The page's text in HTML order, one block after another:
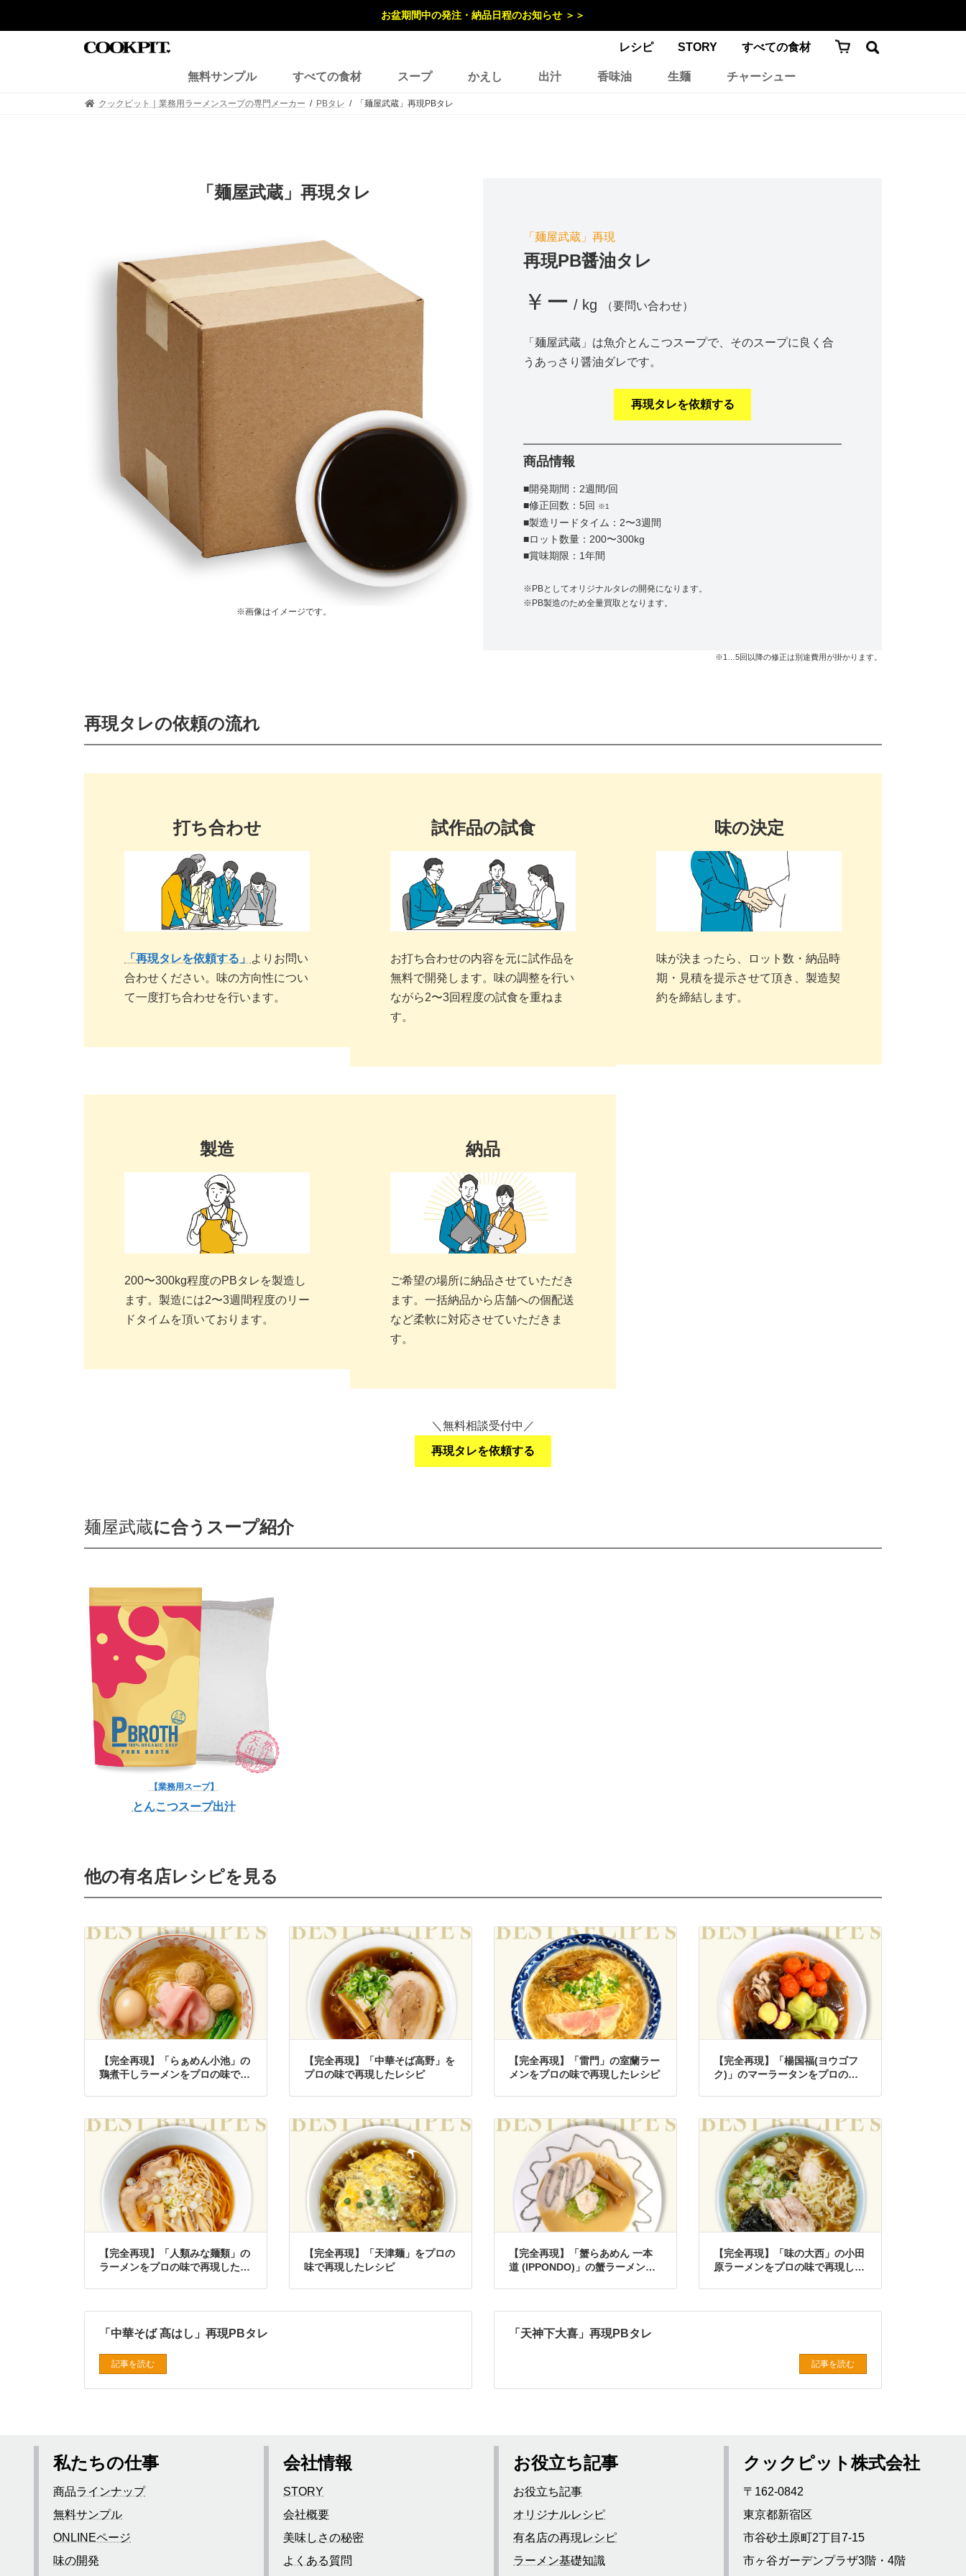
お盆期間中の発注・納品日程のお知らせ ＞＞
レシピ STORY すべての食材
無料サンプル すべての食材 スープ かえし 出汁 香味油 生麺 チャーシュー
クックピット｜業務用ラーメンスープの専門メーカー PBタレ 「麺屋武蔵」再現PBタレ
「麺屋武蔵」再現タレ
※画像はイメージです。
「麺屋武蔵」再現
再現PB醤油タレ
￥ー / kg （要問い合わせ）
「麺屋武蔵」は魚介とんこつスープで、そのスープに良く合
うあっさり醤油ダレです。
再現タレを依頼する
商品情報
■開発期間：2週間/回
■修正回数：5回
※1
■製造リードタイム：2〜3週間
■ロット数量：200〜300kg
■賞味期限：1年間
※PBとしてオリジナルタレの開発になります。
※PB製造のため全量買取となります。
※1…5回以降の修正は別途費用が掛かります。
再現タレの依頼の流れ
打ち合わせ
「再現タレを依頼する」 よりお問い
合わせください。味の方向性につい
て一度打ち合わせを行います。
試作品の試食
お打ち合わせの内容を元に試作品を
無料で開発します。味の調整を行い
ながら2〜3回程度の試食を重ねま
す。
味の決定
味が決まったら、ロット数・納品時
期・見積を提示させて頂き、製造契
約を締結します。
製造
200〜300kg程度のPBタレを製造し
ます。製造には2〜3週間程度のリー
ドタイムを頂いております。
納品
ご希望の場所に納品させていただき
ます。一括納品から店舗への個配送
など柔軟に対応させていただきま
す。
＼無料相談受付中／
再現タレを依頼する
麺屋武蔵に合うスープ紹介
【業務用スープ】
とんこつスープ出汁
他の有名店レシピを見る
【完全再現】「らぁめん小池」の
鶏煮干しラーメンをプロの味で再
【完全再現】「中華そば高野」を
プロの味で再現したレシピ
【完全再現】「雷門」の室蘭ラー
メンをプロの味で再現したレシピ
【完全再現】「楊国福(ヨウゴフ
ク)」のマーラータンをプロの味
【完全再現】「人類みな麺類」の
ラーメンをプロの味で再現したレ
【完全再現】「天津麺」をプロの
味で再現したレシピ
【完全再現】「蟹らあめん 一本
道 (IPPONDO)」の蟹ラーメンを
【完全再現】「味の大西」の小田
原ラーメンをプロの味で再現した
「中華そば 髙はし」再現PBタレ
記事を読む
「天神下大喜」再現PBタレ
記事を読む
私たちの仕事
商品ラインナップ
無料サンプル
ONLINEページ
味の開発
会社情報
STORY
会社概要
美味しさの秘密
よくある質問
お役立ち記事
お役立ち記事
オリジナルレシピ
有名店の再現レシピ
ラーメン基礎知識
クックピット株式会社
〒162-0842
東京都新宿区
市谷砂土原町2丁目7-15
市ヶ谷ガーデンプラザ3階・4階